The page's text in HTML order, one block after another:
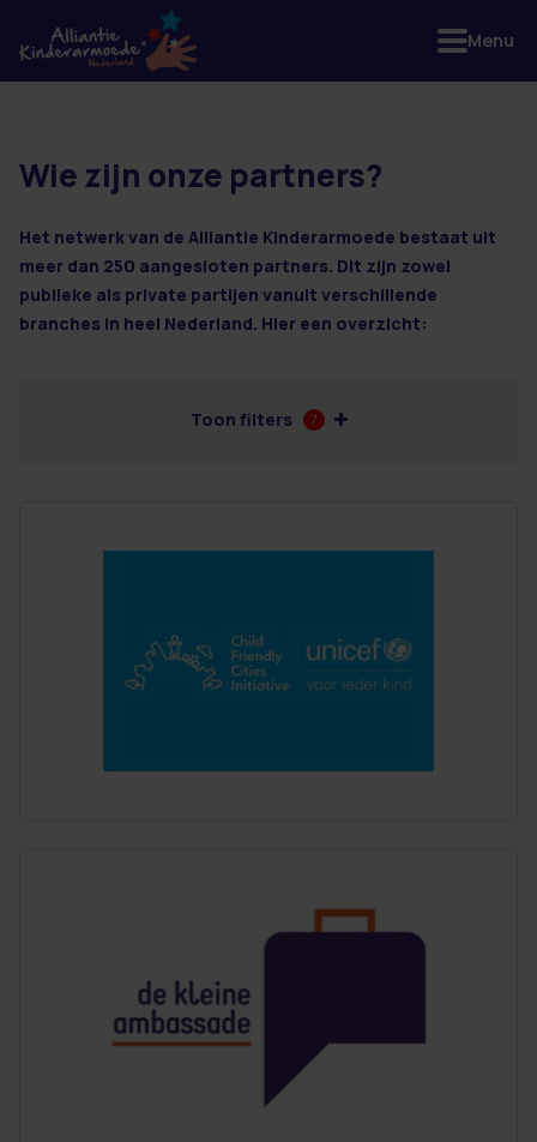
49 resultaten
Wie zijn onze partners?
Het netwerk van de Alliantie Kinderarmoede bestaat uit
meer dan 250 aangesloten partners. Dit zijn zowel
publieke als private partijen vanuit verschillende
branches in heel Nederland. Hier een overzicht:
Toon filters 7
Menu